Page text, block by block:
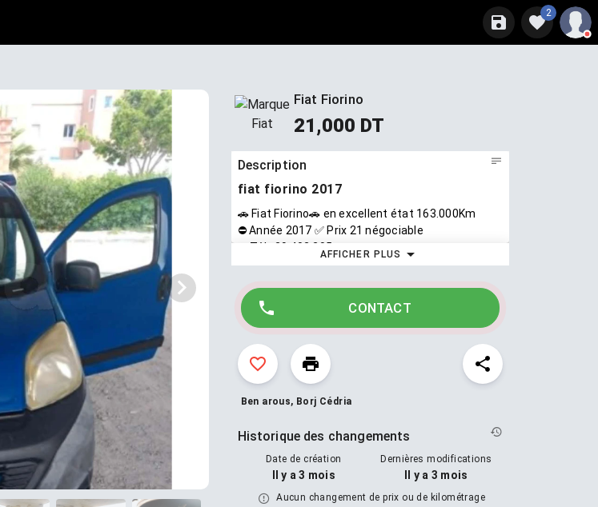
2
Fiat Fiorino
21,000 DT
Description
fiat fiorino 2017
🚗 Fiat Fiorino🚗 en excellent état 163.000Km
⛔ Année 2017 ✅️ Prix 21 négociable
✅️ Tél : 29.402.205
AFFICHER PLUS
CONTACT
Ben arous, Borj Cédria
Historique des changements
Date de création
Il y a 3 mois
Dernières modifications
Il y a 3 mois
Aucun changement de prix ou de kilométrage